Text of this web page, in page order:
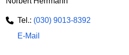
Tel.: (030) 9013-8392
E-Mail